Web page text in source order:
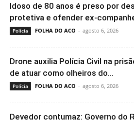
Idoso de 80 anos é preso por
protetiva e ofender ex-
Polícia FOLHA DO ACO - agosto 6, 2026
Drone auxilia Polícia Civil na
de atuar como olheiros do...
Polícia FOLHA DO ACO - agosto 6, 2026
Devedor contumaz: Governo do